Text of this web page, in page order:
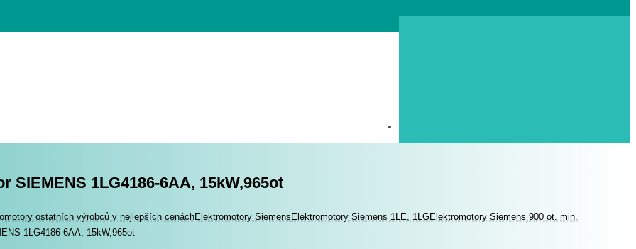
SIEMENS 1LG4186-6AA, 15kW,965ot
ostatních výrobců v nejlepších cenáchElektromotory SiemensElektromotory Siemens 1LE, 1LGElektromotory Siemens 900 ot. min.
1LG4186-6AA, 15kW,965ot